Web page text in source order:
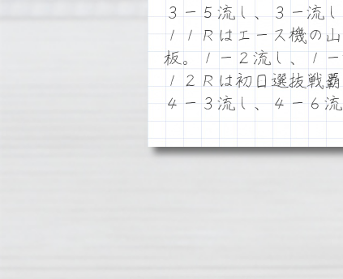
３ー５流し、３ー流
１１Ｒはエース機の
板。１ー２流し、１
１２Ｒは初日選抜戦
４ー３流し、４ー６流